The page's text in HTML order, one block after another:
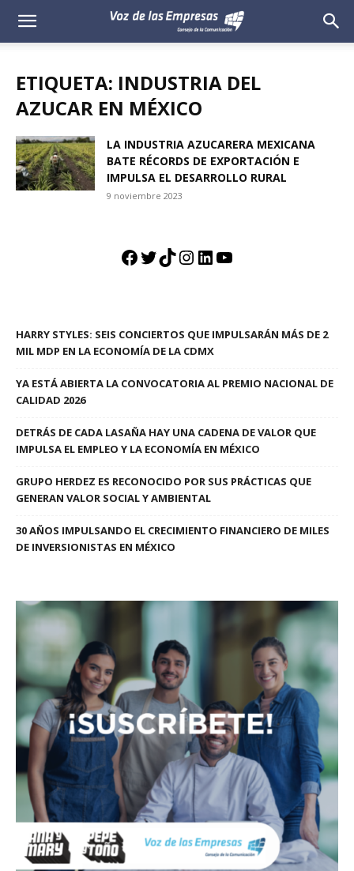
Voz
Empresas
ETIQUETA: INDUSTRIA DEL
AZUCAR EN MÉXICO
LA INDUSTRIA AZUCARERA MEXICANA
BATE RÉCORDS DE EXPORTACIÓN E
IMPULSA EL DESARROLLO RURAL
9 noviembre 2023
Facebook
Twitter
TikTok
Instagram
LinkedIn
YouTube
HARRY STYLES: SEIS CONCIERTOS QUE IMPULSARÁN MÁS DE 2
MIL MDP EN LA ECONOMÍA DE LA CDMX
YA ESTÁ ABIERTA LA CONVOCATORIA AL PREMIO NACIONAL DE
CALIDAD 2026
DETRÁS DE CADA LASAÑA HAY UNA CADENA DE VALOR QUE
IMPULSA EL EMPLEO Y LA ECONOMÍA EN MÉXICO
GRUPO HERDEZ ES RECONOCIDO POR SUS PRÁCTICAS QUE
GENERAN VALOR SOCIAL Y AMBIENTAL
30 AÑOS IMPULSANDO EL CRECIMIENTO FINANCIERO DE MILES
DE INVERSIONISTAS EN MÉXICO